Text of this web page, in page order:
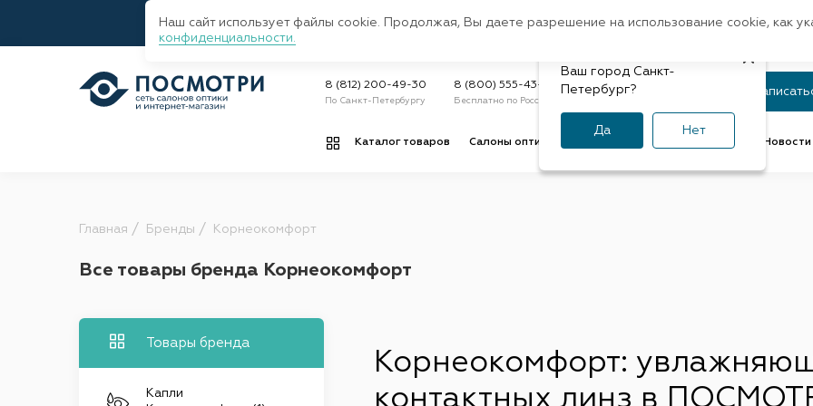
Регион:Санкт-Петербург Быстрая
8 (812) 200-49-30
По Санкт-Петербургу
8 (800) 555-43-47
Бесплатно по России
Статус заказа
Каталог товаров Салоны оптики Новости
Главная Бренды Корнеокомфорт
Все товары бренда Корнеокомфорт
Товары бренда
Капли
Корнеокомфорт:
контактных линз в
Ваш город Санкт-
Петербург?
Да Нет
Наш сайт использует файлы cookie. Продолжая, Вы даете разрешение на использование cookie, как
конфиденциальности.